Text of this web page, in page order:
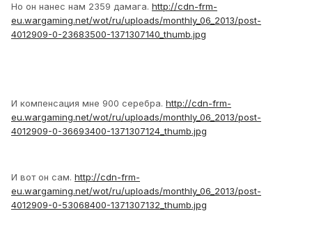
Но он нанес нам 2359 дамага. http://cdn-frm-
eu.wargaming.net/wot/ru/uploads/monthly_06_2013/post-
4012909-0-23683500-1371307140_thumb.jpg
И компенсация мне 900 серебра. http://cdn-frm-
eu.wargaming.net/wot/ru/uploads/monthly_06_2013/post-
4012909-0-36693400-1371307124_thumb.jpg
И вот он сам. http://cdn-frm-
eu.wargaming.net/wot/ru/uploads/monthly_06_2013/post-
4012909-0-53068400-1371307132_thumb.jpg